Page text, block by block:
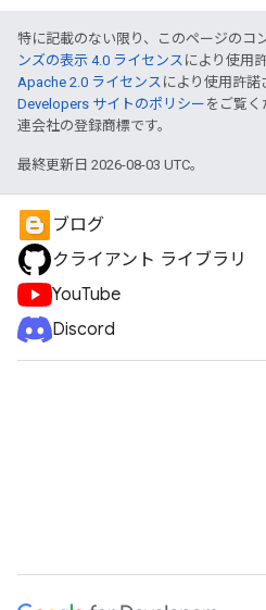
特に記載のない限り、このページのコ
ンズの表示 4.0 ライセンス により使用
Apache 2.0 ライセンス により使用許諾
Developers サイトのポリシー をご覧く
連会社の登録商標です。
最終更新日 2026-08-03 UTC。
ブログ
クライアント ライブラリ
YouTube
Discord